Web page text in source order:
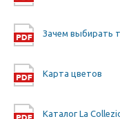
Зачем выбирать
Карта цветов
Каталог La